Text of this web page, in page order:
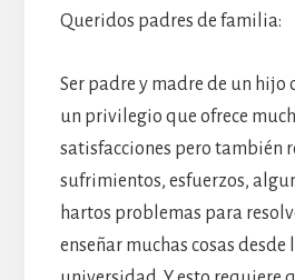
Queridos padres de familia:
Ser padre y madre de un hijo
un privilegio que ofrece
satisfacciones pero también
sufrimientos, esfuerzos,
hartos problemas para
enseñar muchas cosas desde